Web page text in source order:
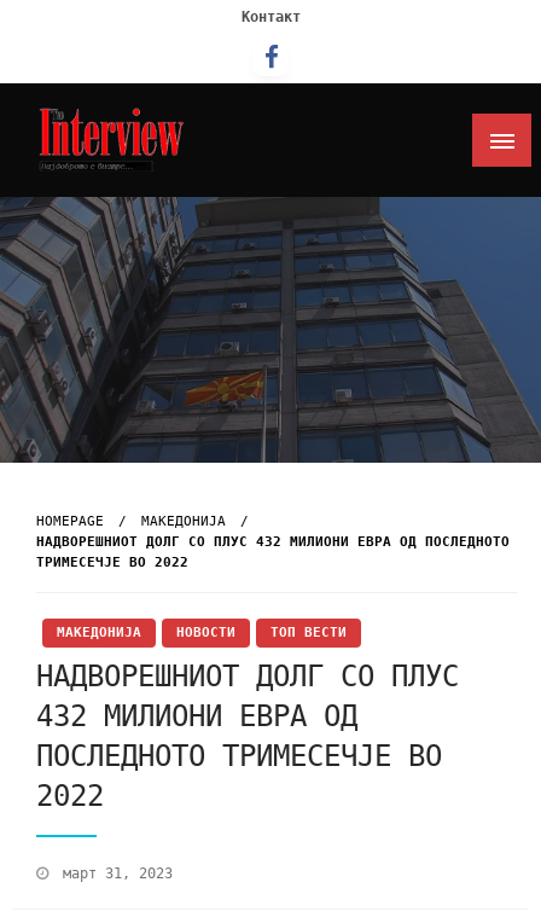
Контакт
Интервју
HOMEPAGE
МАКЕДОНИЈА
НАДВОРЕШНИОТ ДОЛГ СО ПЛУС 432 МИЛИОНИ ЕВРА ОД ПОСЛЕДНОТО
ТРИМЕСЕЧЈЕ ВО 2022
МАКЕДОНИЈА НОВОСТИ ТОП ВЕСТИ
НАДВОРЕШНИОТ ДОЛГ СО ПЛУС
432 МИЛИОНИ ЕВРА ОД
ПОСЛЕДНОТО ТРИМЕСЕЧЈЕ ВО
2022
март 31, 2023